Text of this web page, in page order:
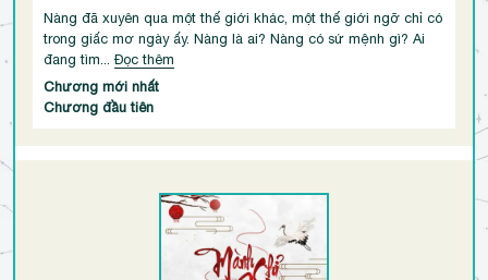
Nàng đã xuyên qua một thế giới khác, một thế giới ngỡ chỉ có
trong giấc mơ ngày ấy. Nàng là ai? Nàng có sứ mệnh gì? Ai
đang tìm... Đọc thêm
Chương mới nhất
Chương đầu tiên